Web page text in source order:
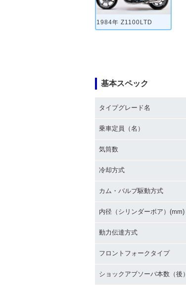
1984年 Z1100LTD
基本スペック
タイプグレード名
乗車定員（名）
気筒数
冷却方式
カム・バルブ駆動方式
内径（シリンダーボア）(mm)
動力伝達方式
フロントフォークタイプ
ショックアブソーバ本数（後）